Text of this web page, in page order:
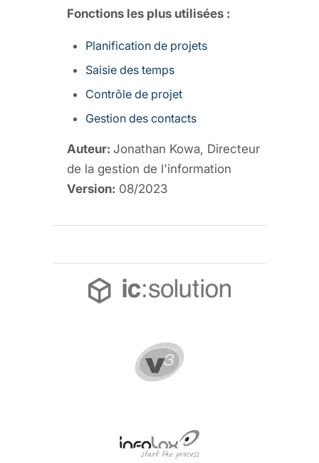
Fonctions les plus utilisées :
Planification de projets
Saisie des temps
Contrôle de projet
Gestion des contacts
Auteur: Jonathan Kowa, Directeur
de la gestion de l'information
Version: 08/2023